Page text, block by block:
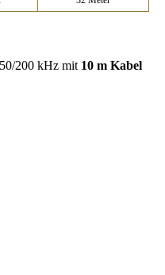
200 kHz mit 10 m Kabel